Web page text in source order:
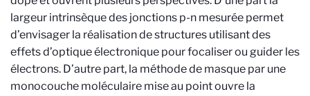
largeur intrinsèque des jonctions p-n mesurée permet
d’envisager la réalisation de structures utilisant des
effets d’optique électronique pour focaliser ou guider les
électrons. D’autre part, la méthode de masque par une
monocouche moléculaire mise au point ouvre la